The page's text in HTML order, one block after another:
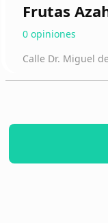
Frutas
0 opiniones
Calle Dr. Miguel